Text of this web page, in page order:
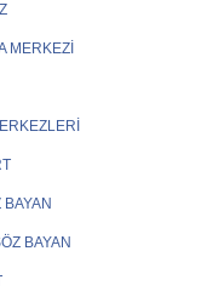
MERKEZİ
BAYAN